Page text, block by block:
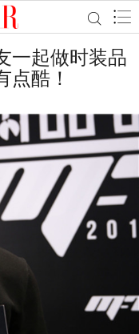
一起做时装品
点酷！